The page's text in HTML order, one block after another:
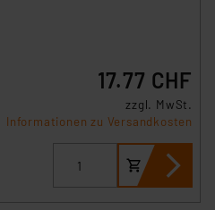
17.77 CHF
zzgl. MwSt.
Informationen zu Versandkosten